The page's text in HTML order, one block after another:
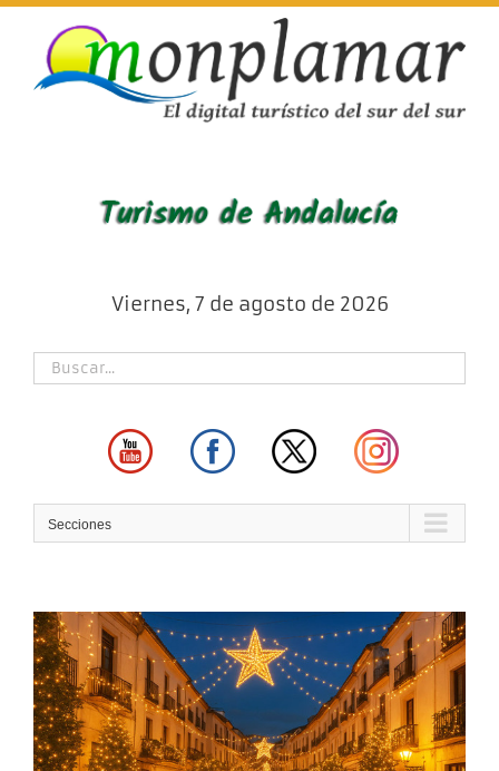
Skip
content
Viernes, 7 de agosto de 2026
Secciones